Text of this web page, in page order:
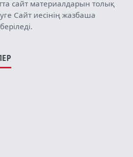
сайт материалдарын толық
Сайт иесінің жазбаша